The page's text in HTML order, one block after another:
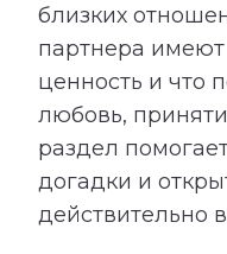
близких
партнера
ценность и что
любовь,
раздел
догадки и
действительно